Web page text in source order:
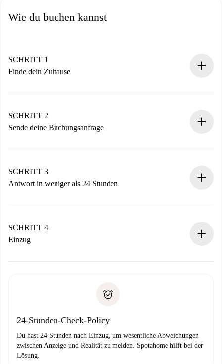
Wie du buchen kannst
SCHRITT 1
Finde dein Zuhause
Du erhältst alle notwendigen Informationen im Voraus.
SCHRITT 2
Sende deine Buchungsanfrage
Denk daran, dass wir dich erst belasten, wenn der
Vermieter zustimmt.
SCHRITT 3
Antwort in weniger als 24 Stunden
stellen den Kontakt her.
Wenn der Vermieter ablehnen muss, entstehen keine
SCHRITT 4
Einzug
24-Stunden-Check-Policy
Du hast 24 Stunden nach Einzug, um wesentliche Abweichungen
zwischen Anzeige und Realität zu melden. Spotahome hilft bei der
Lösung.